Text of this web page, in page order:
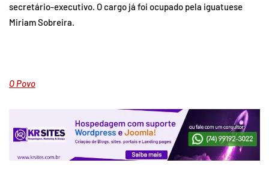
secretário-executivo. O cargo já foi ocupado pela iguatuese
Miriam Sobreira.
O Povo